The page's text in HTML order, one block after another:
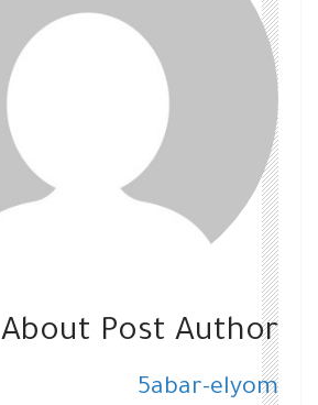
About Post Author
5abar-elyom